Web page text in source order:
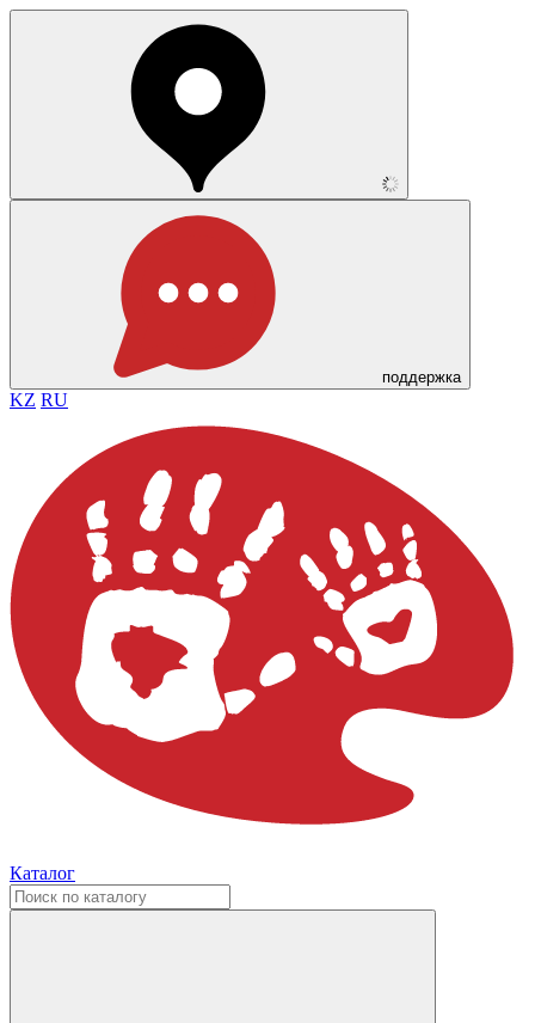
поддержка
KZ RU
Каталог